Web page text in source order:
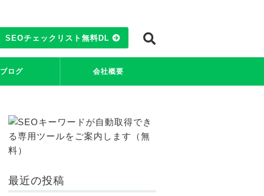
SEOチェックリスト無料DL
ブログ 会社概要
最近の投稿